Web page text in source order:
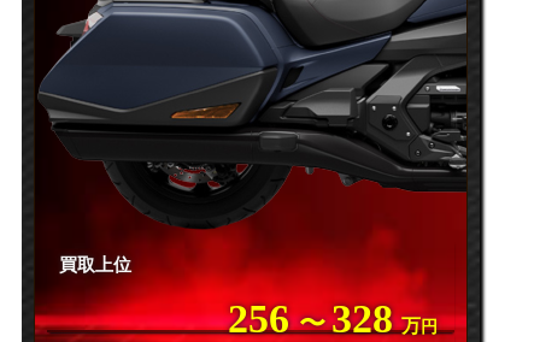
買取上位
256 〜328 万円